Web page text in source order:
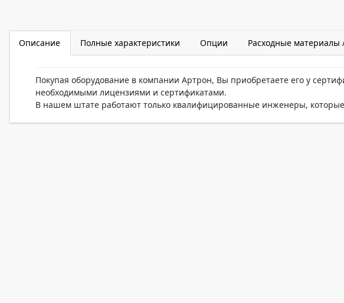
Описание Полные характеристики Опции Расходные материалы
Покупая оборудование в компании Артрон, Вы приобретаете его у
необходимыми лицензиями и сертификатами.
В нашем штате работают только квалифицированные инженеры,